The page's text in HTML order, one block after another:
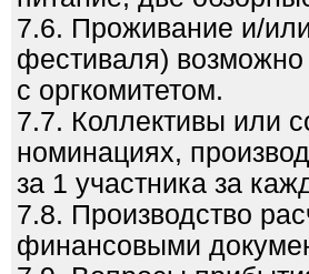
7.6. Проживание и/
фестиваля) возможно
с оргкомитетом.
7.7. Коллективы или
номинациях,
за 1 участника за
7.8. Производство
финансовыми